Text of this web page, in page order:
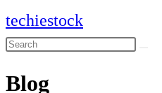
Skip
to
content
techiestock
Search
website
Blog